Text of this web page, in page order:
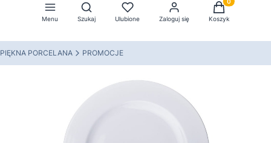
Menu
Otwórz wyszukiwarkę
Szukaj Ulubione Zaloguj się
Produkty w
Koszyk
PIĘKNA PORCELANA PROMOCJE